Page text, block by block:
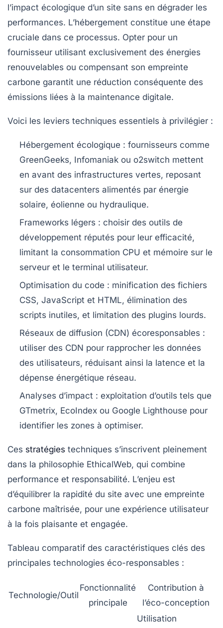
l’impact écologique d’un site sans en dégrader les
performances. L’hébergement constitue une étape
cruciale dans ce processus. Opter pour un
fournisseur utilisant exclusivement des énergies
renouvelables ou compensant son empreinte
carbone garantit une réduction conséquente des
émissions liées à la maintenance digitale.
Voici les leviers techniques essentiels à privilégier :
Hébergement écologique : fournisseurs comme
GreenGeeks, Infomaniak ou o2switch mettent
en avant des infrastructures vertes, reposant
sur des datacenters alimentés par énergie
solaire, éolienne ou hydraulique.
Frameworks légers : choisir des outils de
développement réputés pour leur efficacité,
limitant la consommation CPU et mémoire sur le
serveur et le terminal utilisateur.
Optimisation du code : minification des fichiers
CSS, JavaScript et HTML, élimination des
scripts inutiles, et limitation des plugins lourds.
Réseaux de diffusion (CDN) écoresponsables :
utiliser des CDN pour rapprocher les données
des utilisateurs, réduisant ainsi la latence et la
dépense énergétique réseau.
Analyses d’impact : exploitation d’outils tels que
GTmetrix, EcoIndex ou Google Lighthouse pour
identifier les zones à optimiser.
Ces stratégies techniques s’inscrivent pleinement
dans la philosophie EthicalWeb, qui combine
performance et responsabilité. L’enjeu est
d’équilibrer la rapidité du site avec une empreinte
carbone maîtrisée, pour une expérience utilisateur
à la fois plaisante et engagée.
Tableau comparatif des caractéristiques clés des
principales technologies éco-responsables :
Technologie/Outil
Fonctionnalité
principale
Contribution à
l’éco-conception
Utilisation